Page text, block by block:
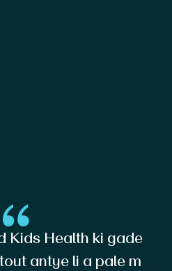
Kids Health ki gade
antye li a pale m